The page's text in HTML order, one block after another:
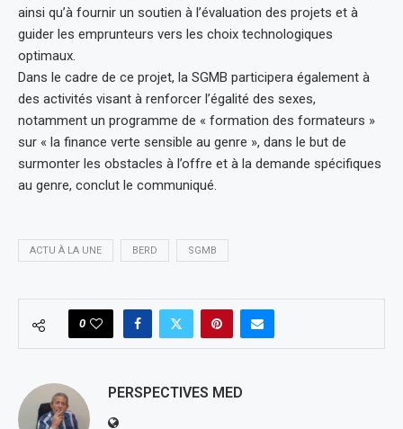
ainsi qu’à fournir un soutien à l’évaluation des projets et à
guider les emprunteurs vers les choix technologiques
optimaux.
Dans le cadre de ce projet, la SGMB participera également à
des activités visant à renforcer l’égalité des sexes,
notamment un programme de « formation des formateurs »
sur « la finance verte sensible au genre », dans le but de
surmonter les obstacles à l’offre et à la demande spécifiques
au genre, conclut le communiqué.
ACTU À LA UNE BERD SGMB
0
PERSPECTIVES MED